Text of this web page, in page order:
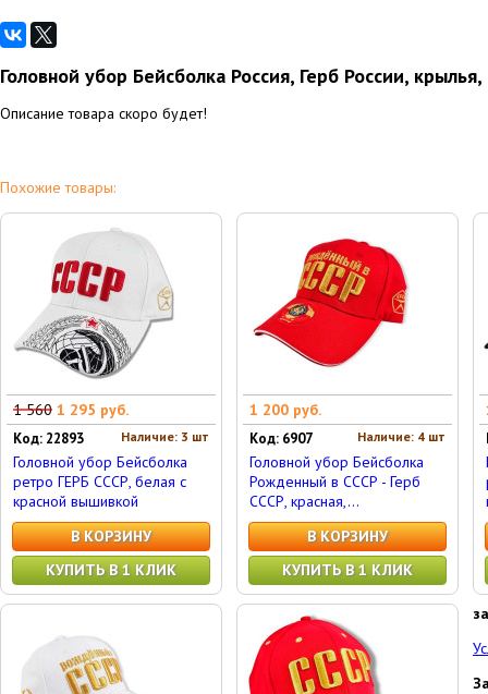
Головной убор Бейсболка Россия, Герб России,
Описание товара скоро будет!
Похожие товары:
1 560 1 295 руб.
Наличие: 3 шт
Код: 22893
Головной убор Бейсболка
ретро ГЕРБ СССР, белая с
красной вышивкой
В КОРЗИНУ
КУПИТЬ В 1 КЛИК
1 200 руб.
Наличие: 4 шт
Код: 6907
Головной убор Бейсболка
Рожденный в СССР - Герб
СССР, красная,...
В КОРЗИНУ
КУПИТЬ В 1 КЛИК